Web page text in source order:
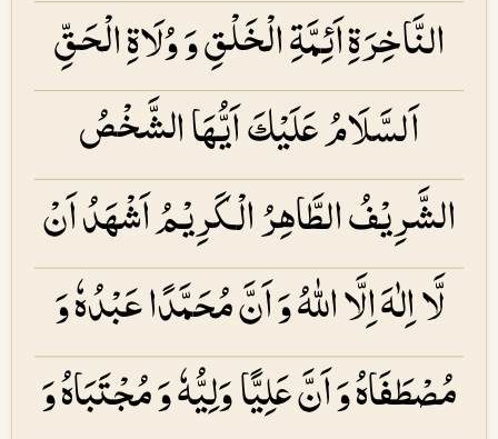
النَّاخِرَۃِ اَئِمَّۃِ الْخَلْقِ وَ وُلَاۃِ الْحَقِّ
اَلسَّلَامُ عَلَیْكَ اَیُّهَا الشَّخْصُ
الشَّرِیْفُ الطَّاهِرُ الْكَرِیْمُ اَشْهَدُ اَنْ
لَّا اِلٰهَ اِلَّا اللهُ وَ اَنَّ مُحَمَّدًا عَبْدُهٗ وَ
مُصْطَفَاهُ وَ اَنَّ عَلِیًّا وَلِیُّهٗ وَ مُجْتَبَاهُ وَ